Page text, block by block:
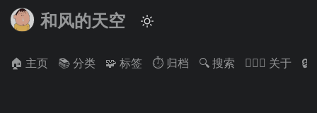
和风的天空
🏠 主页 📚 分类 🧩 标签 ⏱ 归档 🔍 搜索 🙋🏻‍♂️ 关于 🔒